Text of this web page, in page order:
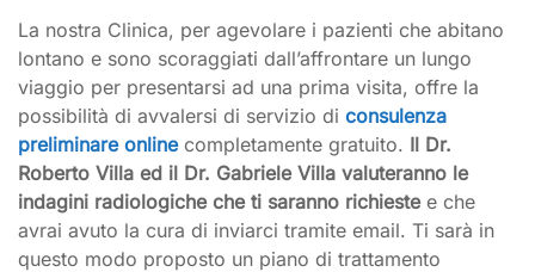
La nostra Clinica, per agevolare i pazienti che abitano
lontano e sono scoraggiati dall’affrontare un lungo
viaggio per presentarsi ad una prima visita, offre la
possibilità di avvalersi di servizio di consulenza
preliminare onlinecompletamente gratuito. Il Dr.
Roberto Villa ed il Dr. Gabriele Villa valuteranno le
indagini radiologiche che ti saranno richiestee che
avrai avuto la cura di inviarci tramite email. Ti sarà in
questo modo proposto un piano di trattamento